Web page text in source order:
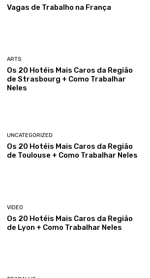
Vagas de Trabalho na França
ARTS
Os 20 Hotéis Mais Caros da Região
de Strasbourg + Como Trabalhar
Neles
UNCATEGORIZED
Os 20 Hotéis Mais Caros da Região
de Toulouse + Como Trabalhar Neles
VIDEO
Os 20 Hotéis Mais Caros da Região
de Lyon + Como Trabalhar Neles